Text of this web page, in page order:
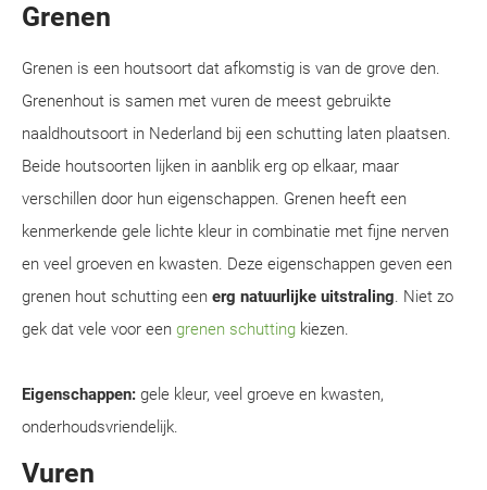
Grenen
Grenen is een houtsoort dat afkomstig is van de grove den.
Grenenhout is samen met vuren de meest gebruikte
naaldhoutsoort in Nederland bij een schutting laten plaatsen.
Beide houtsoorten lijken in aanblik erg op elkaar, maar
verschillen door hun eigenschappen. Grenen heeft een
kenmerkende gele lichte kleur in combinatie met fijne nerven
en veel groeven en kwasten. Deze eigenschappen geven een
grenen hout schutting een erg natuurlijke uitstraling. Niet zo
gek dat vele voor een grenen schutting kiezen.
Eigenschappen: gele kleur, veel groeve en kwasten,
onderhoudsvriendelijk.
Vuren